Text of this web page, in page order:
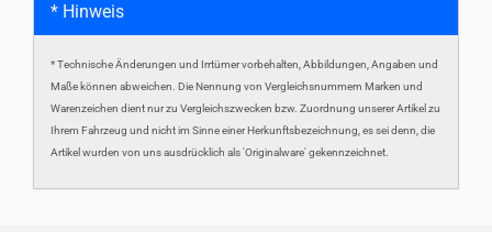
* Hinweis
* Technische Änderungen und Irrtümer vorbehalten, Abbildungen, Angaben und
Maße können abweichen. Die Nennung von Vergleichsnummern Marken und
Warenzeichen dient nur zu Vergleichszwecken bzw. Zuordnung unserer Artikel zu
Ihrem Fahrzeug und nicht im Sinne einer Herkunftsbezeichnung, es sei denn, die
Artikel wurden von uns ausdrücklich als 'Originalware' gekennzeichnet.